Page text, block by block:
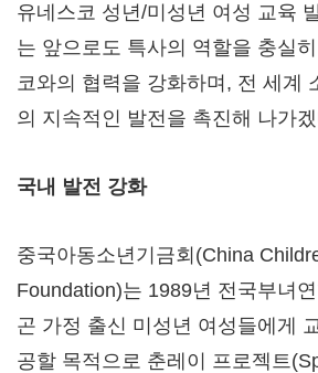
유네스코 성년/미성년 여성 교육
는 앞으로도 특사의 역할을 충실
코와의 협력을 강화하며, 전 세계
의 지속적인 발전을 촉진해 나가
국내 발전 강화
중국아동소년기금회(China
Foundation)는 1989년 전국부녀
곤 가정 출신 미성년 여성들에게
공할 목적으로 춘레이 프로젝트